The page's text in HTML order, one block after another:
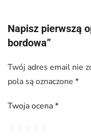
Napisz pierwszą
bordowa”
Twój adres email nie
pola są oznaczone *
Twoja ocena*